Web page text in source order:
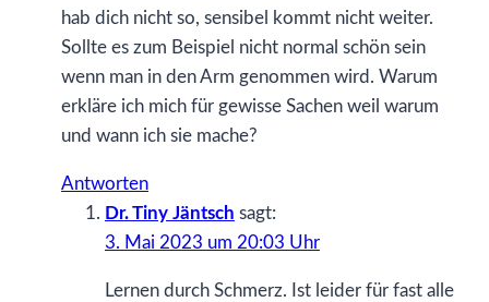
hab dich nicht so, sensibel kommt nicht weiter.
Sollte es zum Beispiel nicht normal schön sein
wenn man in den Arm genommen wird. Warum
erkläre ich mich für gewisse Sachen weil warum
und wann ich sie mache?
Antworten
Dr. Tiny Jäntsch sagt:
3. Mai 2023 um 20:03 Uhr
Lernen durch Schmerz. Ist leider für fast alle